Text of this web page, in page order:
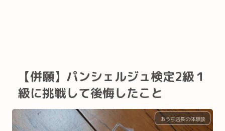
【併願】パンシェルジュ検定2級１
級に挑戦して後悔したこと
おうち店長の体験談